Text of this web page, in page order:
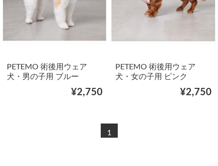
PETEMO 術後用ウェア
犬・男の子用 ブルー
¥2,750
PETEMO 術後用ウェア
犬・女の子用 ピンク
¥2,750
1